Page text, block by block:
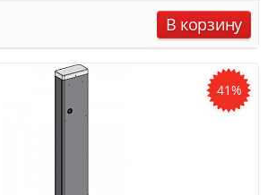
В корзину
41%